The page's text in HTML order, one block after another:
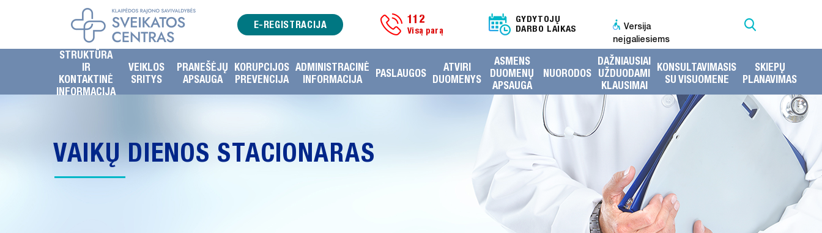
E-REGISTRACIJA 112
Visą parą
GYDYTOJŲ
DARBO LAIKAS
Versija
neįgaliesiems
STRUKTŪRA
IR
KONTAKTINĖ
INFORMACIJA
VEIKLOS
SRITYS
PRANEŠĖJŲ
APSAUGA
KORUPCIJOS
PREVENCIJA
ADMINISTRACINĖ
INFORMACIJA
PASLAUGOS
ATVIRI
DUOMENYS
ASMENS
DUOMENŲ
APSAUGA
NUORODOS
DAŽNIAUSIAI
UŽDUODAMI
KLAUSIMAI
KONSULTAVIMASIS
SU VISUOMENE
SKIEPŲ
PLANAVIMAS
VAIKŲ DIENOS STACIONARAS